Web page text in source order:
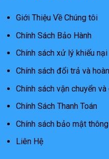
Giới Thiệu Về Chúng tôi
Chính Sách Bảo Hành
Chính sách xử lý khiếu nại
Chính sách đổi trả và
Chính sách vận chuyển và
Chính Sách Thanh Toán
Chính sách bảo mật
Liên Hệ